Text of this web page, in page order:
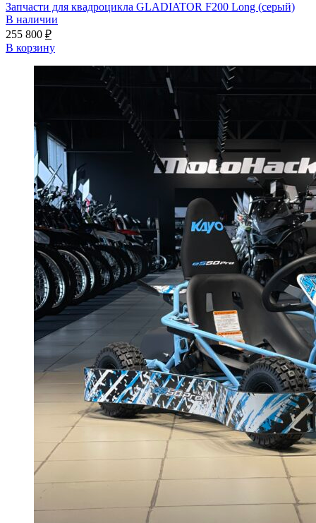
Запчасти для квадроцикла GLADIATOR F200 Long (серый)
В наличии
255 800 ₽
В корзину